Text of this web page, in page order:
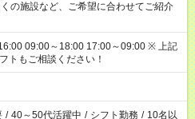
施設など、ご希望に合わせてご紹介
09:00～18:00 17:00～09:00 ※ 上記
トもご相談ください！
/ 40～50代活躍中 / シフト勤務 / 10名以